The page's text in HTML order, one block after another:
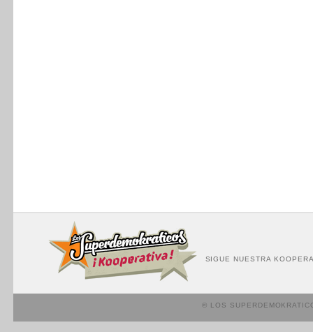
SIGUE NUESTRA
© LOS